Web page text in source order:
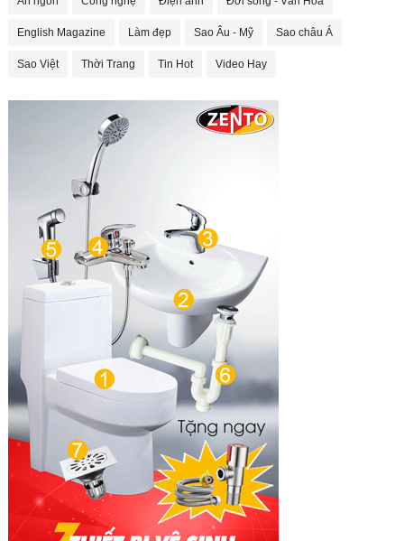
English Magazine Làm đẹp Sao Âu - Mỹ Sao châu Á
Sao Việt Thời Trang Tin Hot Video Hay